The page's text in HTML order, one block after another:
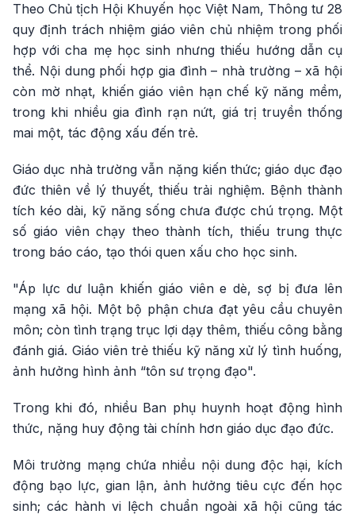
Theo Chủ tịch Hội Khuyến học Việt Nam, Thông tư 28
quy định trách nhiệm giáo viên chủ nhiệm trong phối
hợp với cha mẹ học sinh nhưng thiếu hướng dẫn cụ
thể. Nội dung phối hợp gia đình – nhà trường – xã hội
còn mờ nhạt, khiến giáo viên hạn chế kỹ năng mềm,
trong khi nhiều gia đình rạn nứt, giá trị truyền thống
mai một, tác động xấu đến trẻ.
Giáo dục nhà trường vẫn nặng kiến thức; giáo dục đạo
đức thiên về lý thuyết, thiếu trải nghiệm. Bệnh thành
tích kéo dài, kỹ năng sống chưa được chú trọng. Một
số giáo viên chạy theo thành tích, thiếu trung thực
trong báo cáo, tạo thói quen xấu cho học sinh.
"Áp lực dư luận khiến giáo viên e dè, sợ bị đưa lên
mạng xã hội. Một bộ phận chưa đạt yêu cầu chuyên
môn; còn tình trạng trục lợi dạy thêm, thiếu công bằng
đánh giá. Giáo viên trẻ thiếu kỹ năng xử lý tình huống,
ảnh hưởng hình ảnh “tôn sư trọng đạo".
Trong khi đó, nhiều Ban phụ huynh hoạt động hình
thức, nặng huy động tài chính hơn giáo dục đạo đức.
Môi trường mạng chứa nhiều nội dung độc hại, kích
động bạo lực, gian lận, ảnh hưởng tiêu cực đến học
sinh; các hành vi lệch chuẩn ngoài xã hội cũng tác